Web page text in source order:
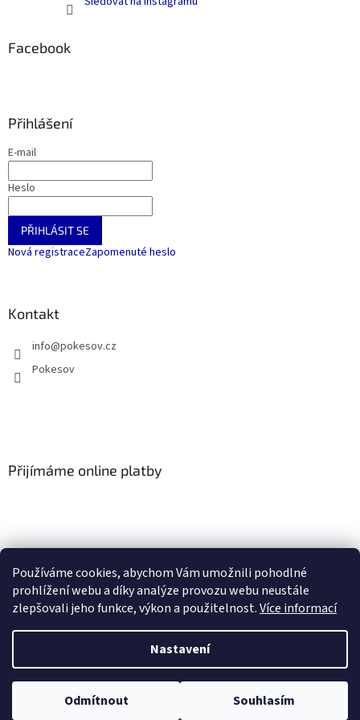
Používáme cookies, abychom Vám umožnili pohodlné
prohlížení webu a díky analýze provozu webu neustále
zlepšovali jeho funkce, výkon a použitelnost.Více informací
Nastavení
Odmítnout Souhlasím
U vybraných produktů může být objednávka množstevně omezena dle
Facebook
Přihlášení
E-mail
Heslo
PŘIHLÁSIT SE
Nová registraceZapomenuté heslo
Kontakt
info@pokesov.cz
Pokesov
Přijímáme online platby
SLOVNÍČEK POJMŮ
Vytvořil Shoptet
Copyright 2026Pokešov s.r.o. . Všechna práva vyhrazena.